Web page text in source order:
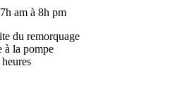
am à 8h pm
du remorquage
à la pompe